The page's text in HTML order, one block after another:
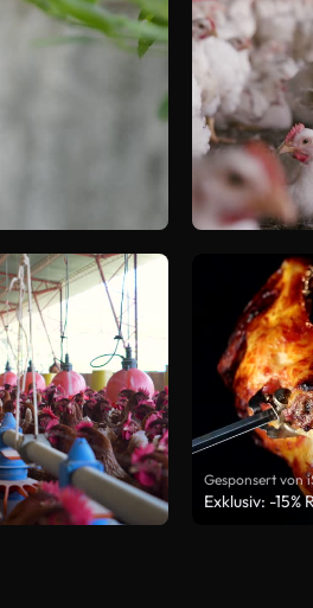
Gesponsert von
Exklusiv: -